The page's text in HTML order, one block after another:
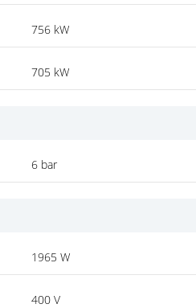
756 kW
705 kW
6 bar
1965 W
400 V